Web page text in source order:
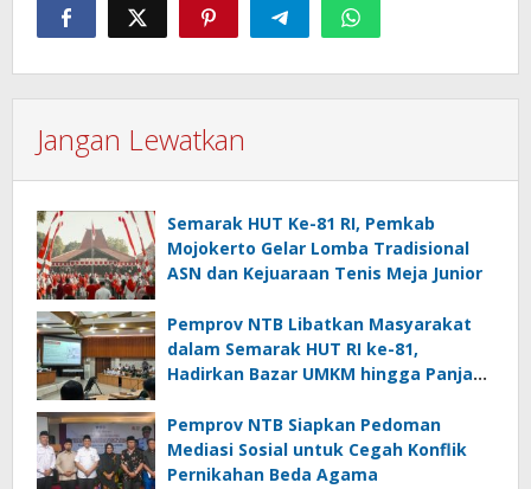
Jangan Lewatkan
Semarak HUT Ke-81 RI, Pemkab
Mojokerto Gelar Lomba Tradisional
ASN dan Kejuaraan Tenis Meja Junior
Pemprov NTB Libatkan Masyarakat
dalam Semarak HUT RI ke-81,
Hadirkan Bazar UMKM hingga Panjat
Pemprov NTB Siapkan Pedoman
Mediasi Sosial untuk Cegah Konflik
Pernikahan Beda Agama